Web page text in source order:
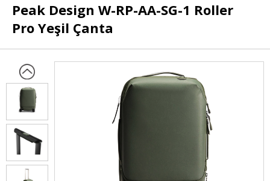
Peak Design W-RP-AA-SG-1 Roller
Pro Yeşil Çanta